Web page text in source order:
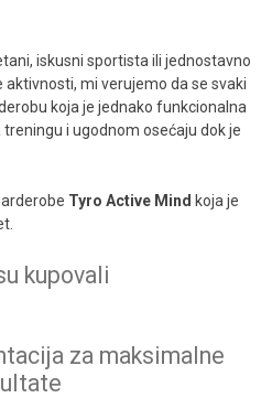
iskusni sportista ili jednostavno
mi verujemo da se svaki
koja je jednako funkcionalna
i ugodnom osećaju dok je
Tyro Active Mind koja je
kupovali
za maksimalne